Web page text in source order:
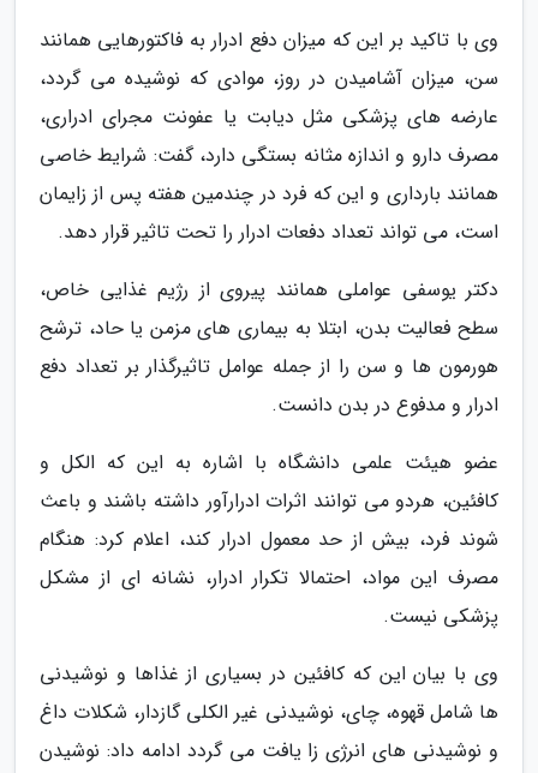
وی با تاکید بر این که میزان دفع ادرار به فاکتورهایی همانند
سن، میزان آشامیدن در روز، موادی که نوشیده می گردد،
عارضه های پزشکی مثل دیابت یا عفونت مجرای ادراری،
مصرف دارو و اندازه مثانه بستگی دارد، گفت: شرایط خاصی
همانند بارداری و این که فرد در چندمین هفته پس از زایمان
است، می تواند تعداد دفعات ادرار را تحت تاثیر قرار دهد.
دکتر یوسفی عواملی همانند پیروی از رژیم غذایی خاص،
سطح فعالیت بدن، ابتلا به بیماری های مزمن یا حاد، ترشح
هورمون ها و سن را از جمله عوامل تاثیرگذار بر تعداد دفع
ادرار و مدفوع در بدن دانست.
عضو هیئت علمی دانشگاه با اشاره به این که الکل و
کافئین، هردو می توانند اثرات ادرارآور داشته باشند و باعث
شوند فرد، بیش از حد معمول ادرار کند، اعلام کرد: هنگام
مصرف این مواد، احتمالا تکرار ادرار، نشانه ای از مشکل
پزشکی نیست.
وی با بیان این که کافئین در بسیاری از غذاها و نوشیدنی
ها شامل قهوه، چای، نوشیدنی غیر الکلی گازدار، شکلات داغ
و نوشیدنی های انرژی زا یافت می گردد ادامه داد: نوشیدن